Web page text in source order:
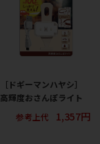
［ドギーマンハヤシ］
高輝度おさんぽライト
参考上代
1,357円